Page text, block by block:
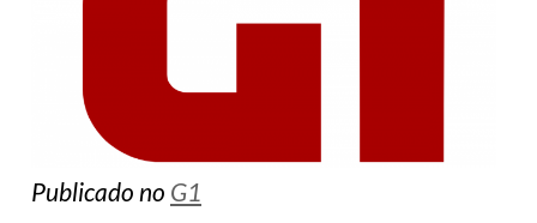
Publicado no G1